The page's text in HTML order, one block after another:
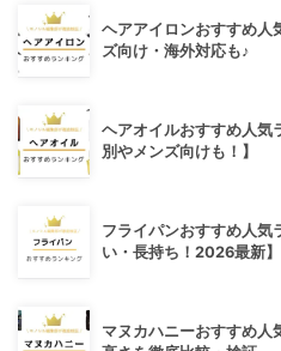
ヘアアイロンおすすめ人
ズ向け・海外対応も♪
ヘアオイルおすすめ人気
別やメンズ向けも！】
フライパンおすすめ人気
い・長持ち！2026最新】
マヌカハニーおすすめ人